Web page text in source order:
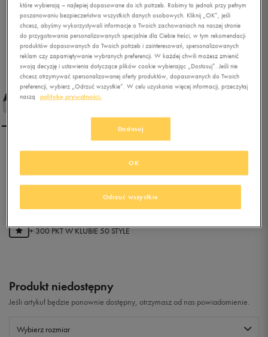
ADIDAS STAN SMITH CF W
59,99złz Vat
+ 300 PKT WKLUBIE 50 STYLE
Produkt niedostępny
Jeśli artykuł będzie ponownie dostępny, otrzymasz od nas powiadomienie.
Wybierz rozmiar
które wybierają – najlepiej dopasowane do ich potrzeb. Robimy to jednak przy pełnym
poszanowaniu bezpieczeństwa wszystkich danych osobowych. Kliknij „OK”, jeśli
chcesz, abyśmy wykorzystywali informacje o Twoich zachowaniach na naszej stronie
do przygotowania personalizowanych specjalnie dla Ciebie treści, w tym rekomendacji
produktów dopasowanych do Twoich potrzeb i zainteresowań, spersonalizowanych
reklam czy zapamiętywanie wybranych preferencji. W każdej chwili możesz zmienić
swoją decyzję i ustawienia dotyczące plików cookie wybierając „Dostosuj”. Jeśli nie
chcesz otrzymywać spersonalizowanej oferty produktów, dopasowanych do Twoich
preferencji, wybierz „Odrzuć wszystkie”. W celu uzyskania więcej informacji, przeczytaj
naszą
politykę prywatności.
Dostosuj
Odrzuć wszystkie
OK